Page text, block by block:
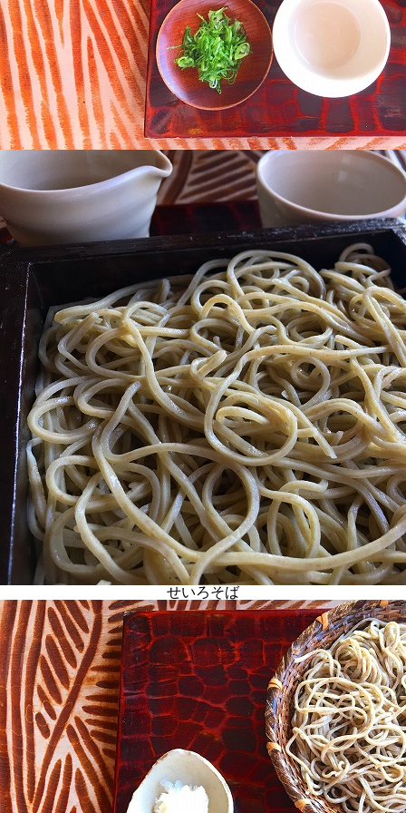
せいろそば